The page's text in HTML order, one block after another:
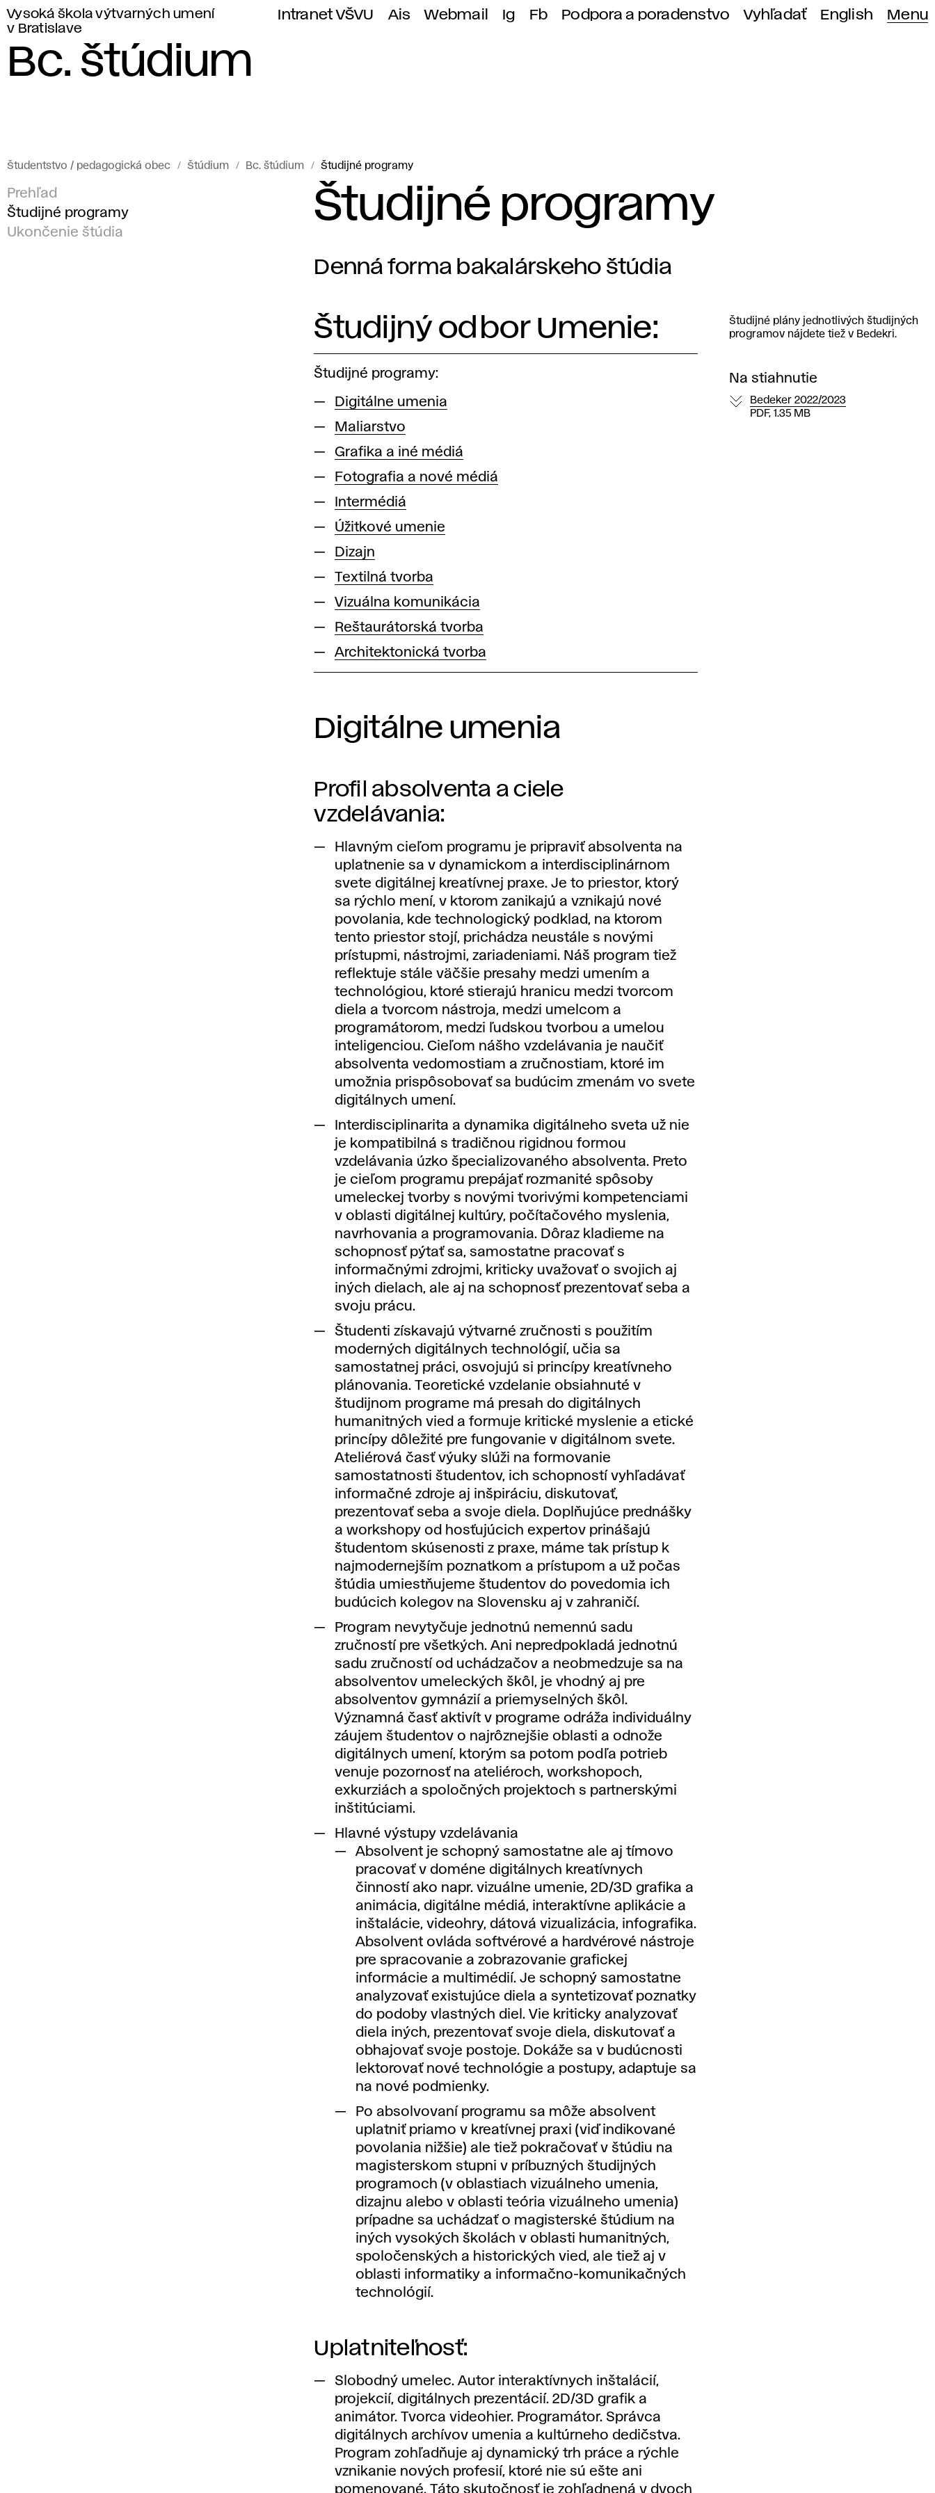
Vysoká škola výtvarných umení
v Bratislave
Intranet VŠVU Ais Webmail Ig Fb Podpora a poradenstvo Vyhľadať English Menu
Bc. štúdium
Študentstvo / pedagogická obec Štúdium Bc. štúdium Študijné programy
Prehľad
Študijné programy
Ukončenie štúdia
Študijné programy
Denná forma bakalárskeho štúdia
Študijný odbor Umenie:
Študijné programy:
Digitálne umenia
Maliarstvo
Grafika a iné médiá
Fotografia a nové médiá
Intermédiá
Úžitkové umenie
Dizajn
Textilná tvorba
Vizuálna komunikácia
Reštaurátorská tvorba
Architektonická tvorba
Digitálne umenia
Profil absolventa a ciele
vzdelávania:
Hlavným cieľom programu je pripraviť absolventa na
uplatnenie sa v dynamickom a interdisciplinárnom
svete digitálnej kreatívnej praxe. Je to priestor, ktorý
sa rýchlo mení, v ktorom zanikajú a vznikajú nové
povolania, kde technologický podklad, na ktorom
tento priestor stojí, prichádza neustále s novými
prístupmi, nástrojmi, zariadeniami. Náš program tiež
reflektuje stále väčšie presahy medzi umením a
technológiou, ktoré stierajú hranicu medzi tvorcom
diela a tvorcom nástroja, medzi umelcom a
programátorom, medzi ľudskou tvorbou a umelou
inteligenciou. Cieľom nášho vzdelávania je naučiť
absolventa vedomostiam a zručnostiam, ktoré im
umožnia prispôsobovať sa budúcim zmenám vo svete
digitálnych umení.
Interdisciplinarita a dynamika digitálneho sveta už nie
je kompatibilná s tradičnou rigidnou formou
vzdelávania úzko špecializovaného absolventa. Preto
je cieľom programu prepájať rozmanité spôsoby
umeleckej tvorby s novými tvorivými kompetenciami
v oblasti digitálnej kultúry, počítačového myslenia,
navrhovania a programovania. Dôraz kladieme na
schopnosť pýtať sa, samostatne pracovať s
informačnými zdrojmi, kriticky uvažovať o svojich aj
iných dielach, ale aj na schopnosť prezentovať seba a
svoju prácu.
Študenti získavajú výtvarné zručnosti s použitím
moderných digitálnych technológií, učia sa
samostatnej práci, osvojujú si princípy kreatívneho
plánovania. Teoretické vzdelanie obsiahnuté v
študijnom programe má presah do digitálnych
humanitných vied a formuje kritické myslenie a etické
princípy dôležité pre fungovanie v digitálnom svete.
Ateliérová časť výuky slúži na formovanie
samostatnosti študentov, ich schopností vyhľadávať
informačné zdroje aj inšpiráciu, diskutovať,
prezentovať seba a svoje diela. Doplňujúce prednášky
a workshopy od hosťujúcich expertov prinášajú
študentom skúsenosti z praxe, máme tak prístup k
najmodernejším poznatkom a prístupom a už počas
štúdia umiestňujeme študentov do povedomia ich
budúcich kolegov na Slovensku aj v zahraničí.
Program nevytyčuje jednotnú nemennú sadu
zručností pre všetkých. Ani nepredpokladá jednotnú
sadu zručností od uchádzačov a neobmedzuje sa na
absolventov umeleckých škôl, je vhodný aj pre
absolventov gymnázií a priemyselných škôl.
Významná časť aktivít v programe odráža individuálny
záujem študentov o najrôznejšie oblasti a odnože
digitálnych umení, ktorým sa potom podľa potrieb
venuje pozornosť na ateliéroch, workshopoch,
exkurziách a spoločných projektoch s partnerskými
inštitúciami.
Hlavné výstupy vzdelávania
Absolvent je schopný samostatne ale aj tímovo
pracovať v doméne digitálnych kreatívnych
činností ako napr. vizuálne umenie, 2D/3D grafika a
animácia, digitálne médiá, interaktívne aplikácie a
inštalácie, videohry, dátová vizualizácia, infografika.
Absolvent ovláda softvérové a hardvérové nástroje
pre spracovanie a zobrazovanie grafickej
informácie a multimédií. Je schopný samostatne
analyzovať existujúce diela a syntetizovať poznatky
do podoby vlastných diel. Vie kriticky analyzovať
diela iných, prezentovať svoje diela, diskutovať a
obhajovať svoje postoje. Dokáže sa v budúcnosti
lektorovať nové technológie a postupy, adaptuje sa
na nové podmienky.
Po absolvovaní programu sa môže absolvent
uplatniť priamo v kreatívnej praxi (viď indikované
povolania nižšie) ale tiež pokračovať v štúdiu na
magisterskom stupni v príbuzných študijných
programoch (v oblastiach vizuálneho umenia,
dizajnu alebo v oblasti teória vizuálneho umenia)
prípadne sa uchádzať o magisterské štúdium na
iných vysokých školách v oblasti humanitných,
spoločenských a historických vied, ale tiež aj v
oblasti informatiky a informačno-komunikačných
technológií.
Uplatniteľnosť:
Slobodný umelec. Autor interaktívnych inštalácií,
projekcií, digitálnych prezentácií. 2D/3D grafik a
animátor. Tvorca videohier. Programátor. Správca
digitálnych archívov umenia a kultúrneho dedičstva.
Program zohľadňuje aj dynamický trh práce a rýchle
vznikanie nových profesií, ktoré nie sú ešte ani
pomenované. Táto skutočnosť je zohľadnená v dvoch
Študijné plány jednotlivých študijných
programov nájdete tiež v Bedekri.
Na stiahnutie
Bedeker 2022/2023
PDF, 1.35 MB